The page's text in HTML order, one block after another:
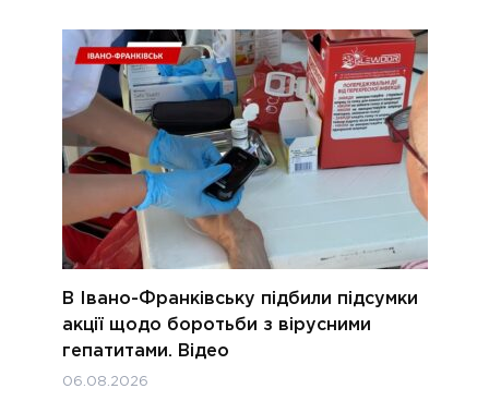
В Івано-Франківську підбили підсумки
акції щодо боротьби з вірусними
гепатитами. Відео
06.08.2026